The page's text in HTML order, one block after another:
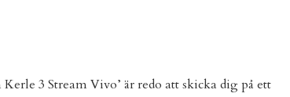
3 Stream Vivo’ är redo att skicka dig på ett